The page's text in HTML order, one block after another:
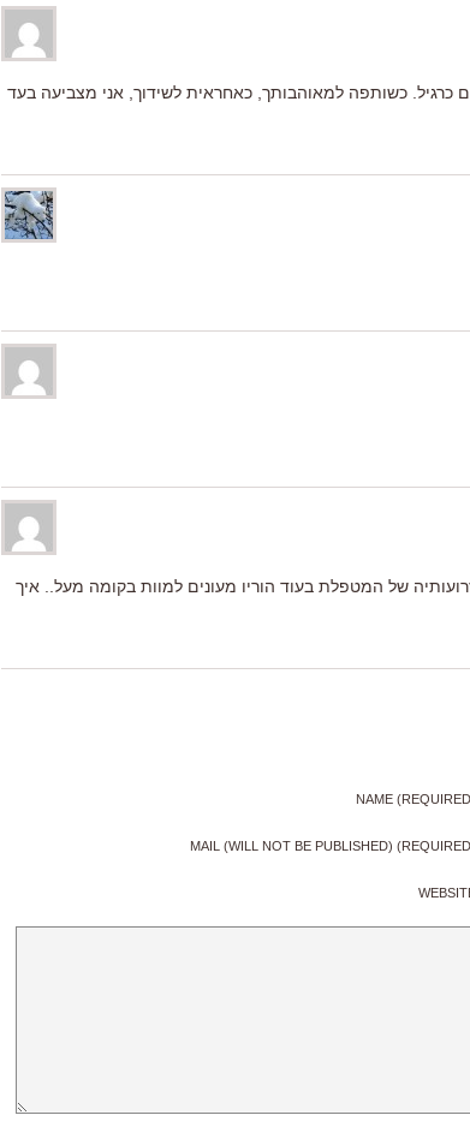
כרגיל. כשותפה למאוהבותך, כאחראית לשידוך, אני מצביעה בעד
של המטפלת בעוד הוריו מעונים למוות בקומה מעל.. איך
NAME
MAIL (WILL NOT BE PUBLISHED)